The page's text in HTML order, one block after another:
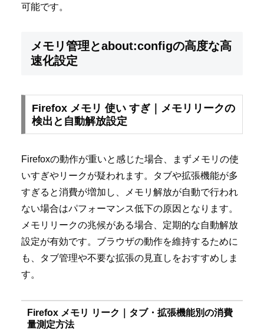
可能です。
メモリ管理とabout:configの高度な高
速化設定
Firefox メモリ 使い すぎ｜メモリリークの
検出と自動解放設定
Firefoxの動作が重いと感じた場合、まずメモリの使
いすぎやリークが疑われます。タブや拡張機能が多
すぎると消費が増加し、メモリ解放が自動で行われ
ない場合はパフォーマンス低下の原因となります。
メモリリークの兆候がある場合、定期的な自動解放
設定が有効です。ブラウザの動作を維持するために
も、タブ管理や不要な拡張の見直しをおすすめしま
す。
Firefox メモリ リーク｜タブ・拡張機能別の消費
量測定方法